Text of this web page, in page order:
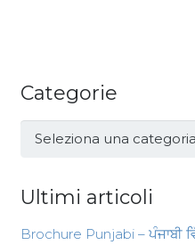
Categorie
Categorie
Ultimi articoli
Brochure Punjabi – ਪੰਜਾਬੀ